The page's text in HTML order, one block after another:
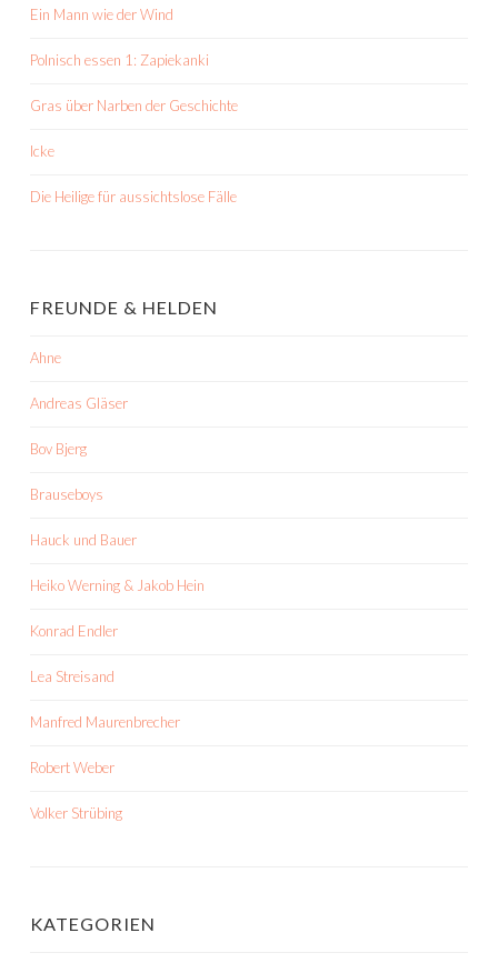
Ein Mann wie der Wind
Polnisch essen 1: Zapiekanki
Gras über Narben der Geschichte
Icke
Die Heilige für aussichtslose Fälle
FREUNDE & HELDEN
Ahne
Andreas Gläser
Bov Bjerg
Brauseboys
Hauck und Bauer
Heiko Werning & Jakob Hein
Konrad Endler
Lea Streisand
Manfred Maurenbrecher
Robert Weber
Volker Strübing
KATEGORIEN